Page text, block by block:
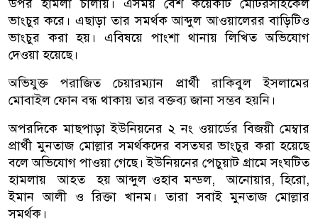
উপর হামলা চালায়। এসময় বেশ কয়েকটি মোটরসাইকেল
ভাংচুর করে। এছাড়া তার সমর্থক আব্দুল আওয়ালেরর বাড়িটিও
ভাংচুর করা হয়। এবিষয়ে পাংশা থানায় লিখিত অভিযোগ
দেওয়া হয়েছে।
অভিযুক্ত পরাজিত চেয়ারম্যান প্রার্থী রাকিবুল ইসলামের
মোবাইল ফোন বন্ধ থাকায় তার বক্তব্য জানা সম্ভব হয়নি।
অপরদিকে মাছপাড়া ইউনিয়নের ২ নং ওয়ার্ডের বিজয়ী মেম্বার
প্রার্থী মুনতাজ মোল্লার সমর্থকদের বসতঘর ভাংচুর করা হয়েছে
বলে অভিযোগ পাওয়া গেছে। ইউনিয়নের পেচুয়াট গ্রামে সংঘটিত
হামলায় আহত হয় আব্দুল ওহাব মন্ডল, আনোয়ার, হিরো,
ইমান আলী ও রিক্তা খানম। তারা সবাই মুনতাজ মোল্লার
সমর্থক।